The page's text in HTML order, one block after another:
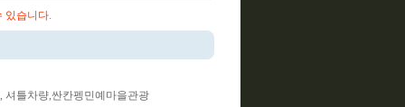
있습니다.
셔틀차량,싼칸펭민예마을관광